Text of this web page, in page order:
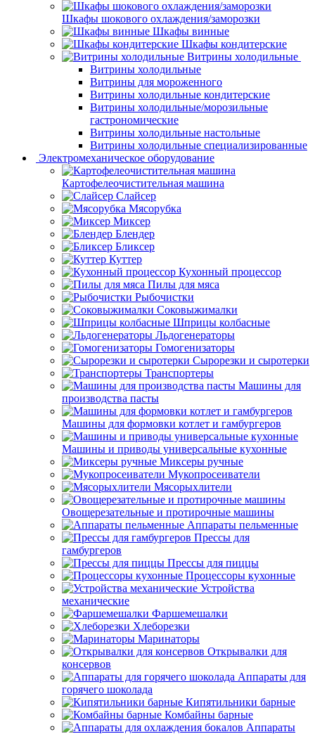
Шкафы шокового охлаждения/заморозки
Шкафы винные
Шкафы кондитерские
Витрины холодильные
Витрины холодильные
Витрины для мороженного
Витрины холодильные кондитерские
Витрины холодильные/морозильные
гастрономические
Витрины холодильные настольные
Витрины холодильные специализированные
Электромеханическое оборудование
Картофелеочистительная машина
Слайсер
Мясорубка
Миксер
Блендер
Бликсер
Куттер
Кухонный процессор
Пилы для мяса
Рыбочистки
Соковыжималки
Шприцы колбасные
Льдогенераторы
Гомогенизаторы
Сырорезки и сыротерки
Транспортеры
Машины для
производства пасты
Машины для формовки котлет и гамбургеров
Машины и приводы универсальные кухонные
Миксеры ручные
Мукопросеиватели
Мясорыхлители
Овощерезательные и протирочные машины
Аппараты пельменные
Прессы для
гамбургеров
Прессы для пиццы
Процессоры кухонные
Устройства
механические
Фаршемешалки
Хлеборезки
Маринаторы
Открывалки для
консервов
Аппараты для
горячего шоколада
Кипятильники барные
Комбайны барные
Аппараты